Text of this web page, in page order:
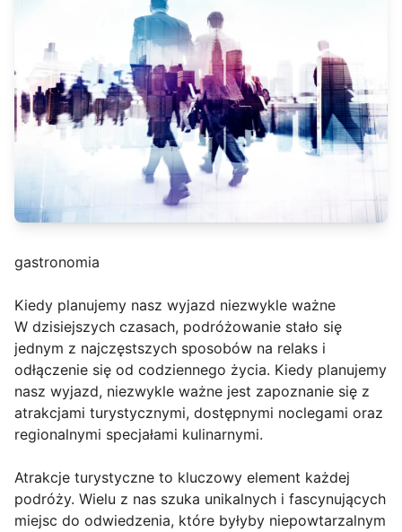
gastronomia
Kiedy planujemy nasz wyjazd niezwykle ważne
W dzisiejszych czasach, podróżowanie stało się
jednym z najczęstszych sposobów na relaks i
odłączenie się od codziennego życia. Kiedy planujemy
nasz wyjazd, niezwykle ważne jest zapoznanie się z
atrakcjami turystycznymi, dostępnymi noclegami oraz
regionalnymi specjałami kulinarnymi.
Atrakcje turystyczne to kluczowy element każdej
podróży. Wielu z nas szuka unikalnych i fascynujących
miejsc do odwiedzenia, które byłyby niepowtarzalnym